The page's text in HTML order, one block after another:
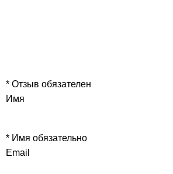
* Отзыв обязателен
Имя
* Имя обязательно
Email